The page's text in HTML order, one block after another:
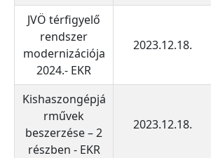
JVÖ térfigyelő
rendszer
modernizációja
2024.- EKR
2023.12.18.
Kishaszongépjá
rművek
beszerzése – 2
részben - EKR
2023.12.18.